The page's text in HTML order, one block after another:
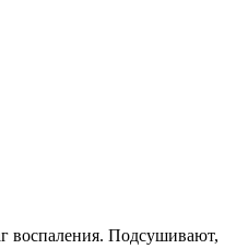
воспаления. Подсушивают,